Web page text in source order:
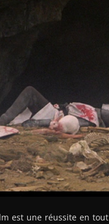
est une réussite en